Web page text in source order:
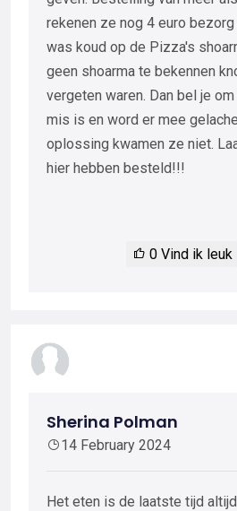
rekenen ze nog 4 euro
was koud op de Pizza's
geen shoarma te bekennen
vergeten waren. Dan bel je
mis is en word er mee
oplossing kwamen ze niet.
hier hebben besteld!!!
0 Vind ik leuk
Sherina Polman
14 February 2024
Het eten is de laatste tijd